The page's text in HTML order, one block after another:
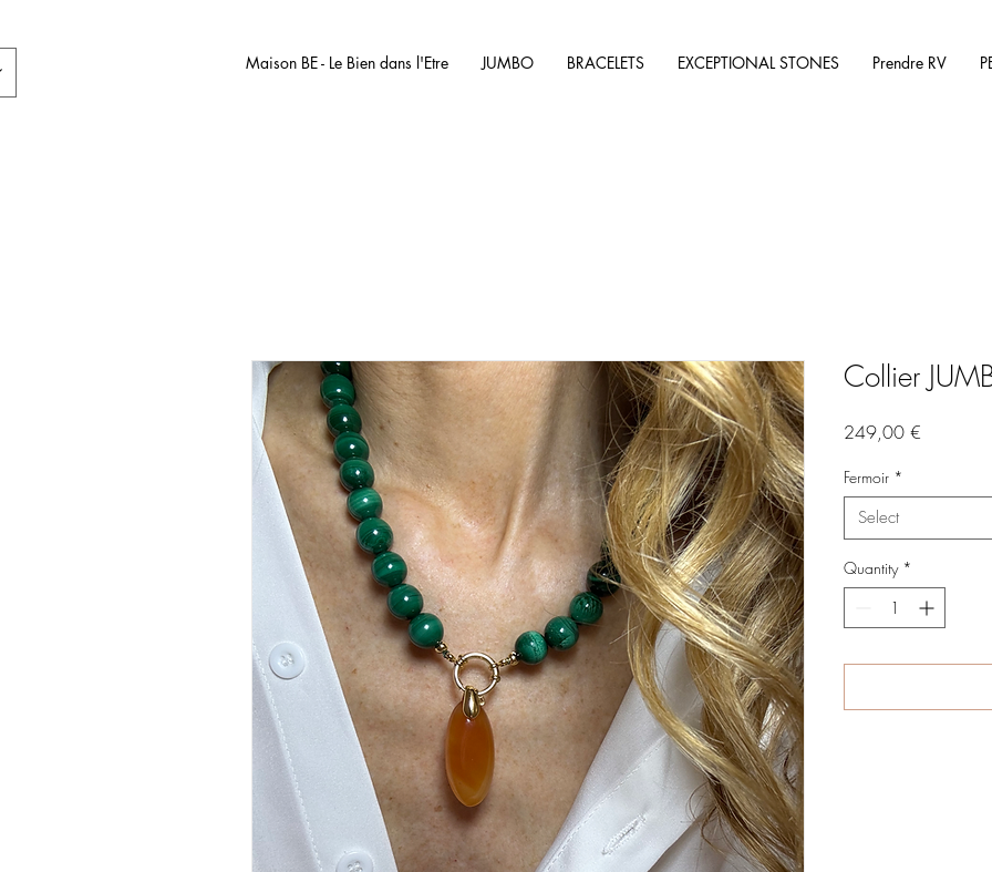
Maison BE - Le Bien dans l'Etre JUMBO BRACELETS EXCEPTIONAL STONES Prendre RV
Collier
249,00 €
Fermoir *
Select
Quantity *